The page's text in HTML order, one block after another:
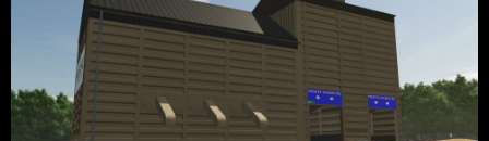
Bis bald für einen nächsten Beitrag und frohe Feiertage!